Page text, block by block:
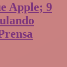
Apple; 9